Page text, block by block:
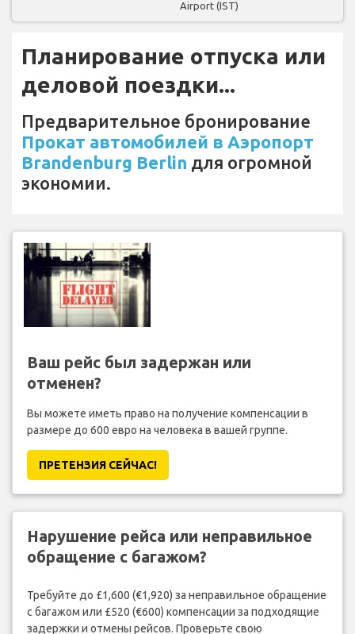
Airport (IST)
Планирование отпуска или
деловой поездки...
Предварительное бронирование
Прокат автомобилей в Аэропорт
Brandenburg Berlin для огромной
экономии.
Ваш рейс был задержан или
отменен?
Вы можете иметь право на получение компенсации в
размере до 600 евро на человека в вашей группе.
Нарушение рейса или неправильное
Требуйте до £1,600 (€1,920) за неправильное обращение